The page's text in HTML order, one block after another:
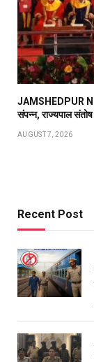
JAMSHEDPUR
संपन्न, राज्यपाल संतोष
AUGUST 7, 2026
Recent Post